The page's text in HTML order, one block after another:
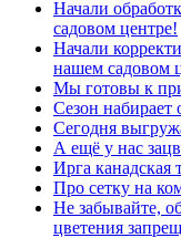
Начали
садовом центре!
Начали
нашем садовом
Мы готовы к
Сезон набирает
Сегодня
А ещё у нас
Ирга канадская
Про сетку на
Не забывайте,
цветения